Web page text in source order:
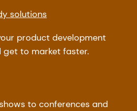
solutions
product development
get to market faster.
to conferences and